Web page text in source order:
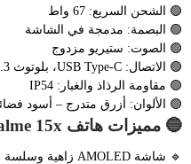
🟢 الشحن السريع: 67 واط
🟢 البصمة: مدمجة في الشاشة
🟢 الصوت: ستيريو مزدوج
🟢 الاتصال: USB Type-C، بلوتوث 5.3، Wi-Fi 6
🟢 مقاومة الرذاذ والغبار: IP54
🟢 الألوان: أزرق متدرج – أسود
🔵 مميزات هاتف Realme 15x
🔹 شاشة AMOLED زاهية وسلسة بتردد 120Hz